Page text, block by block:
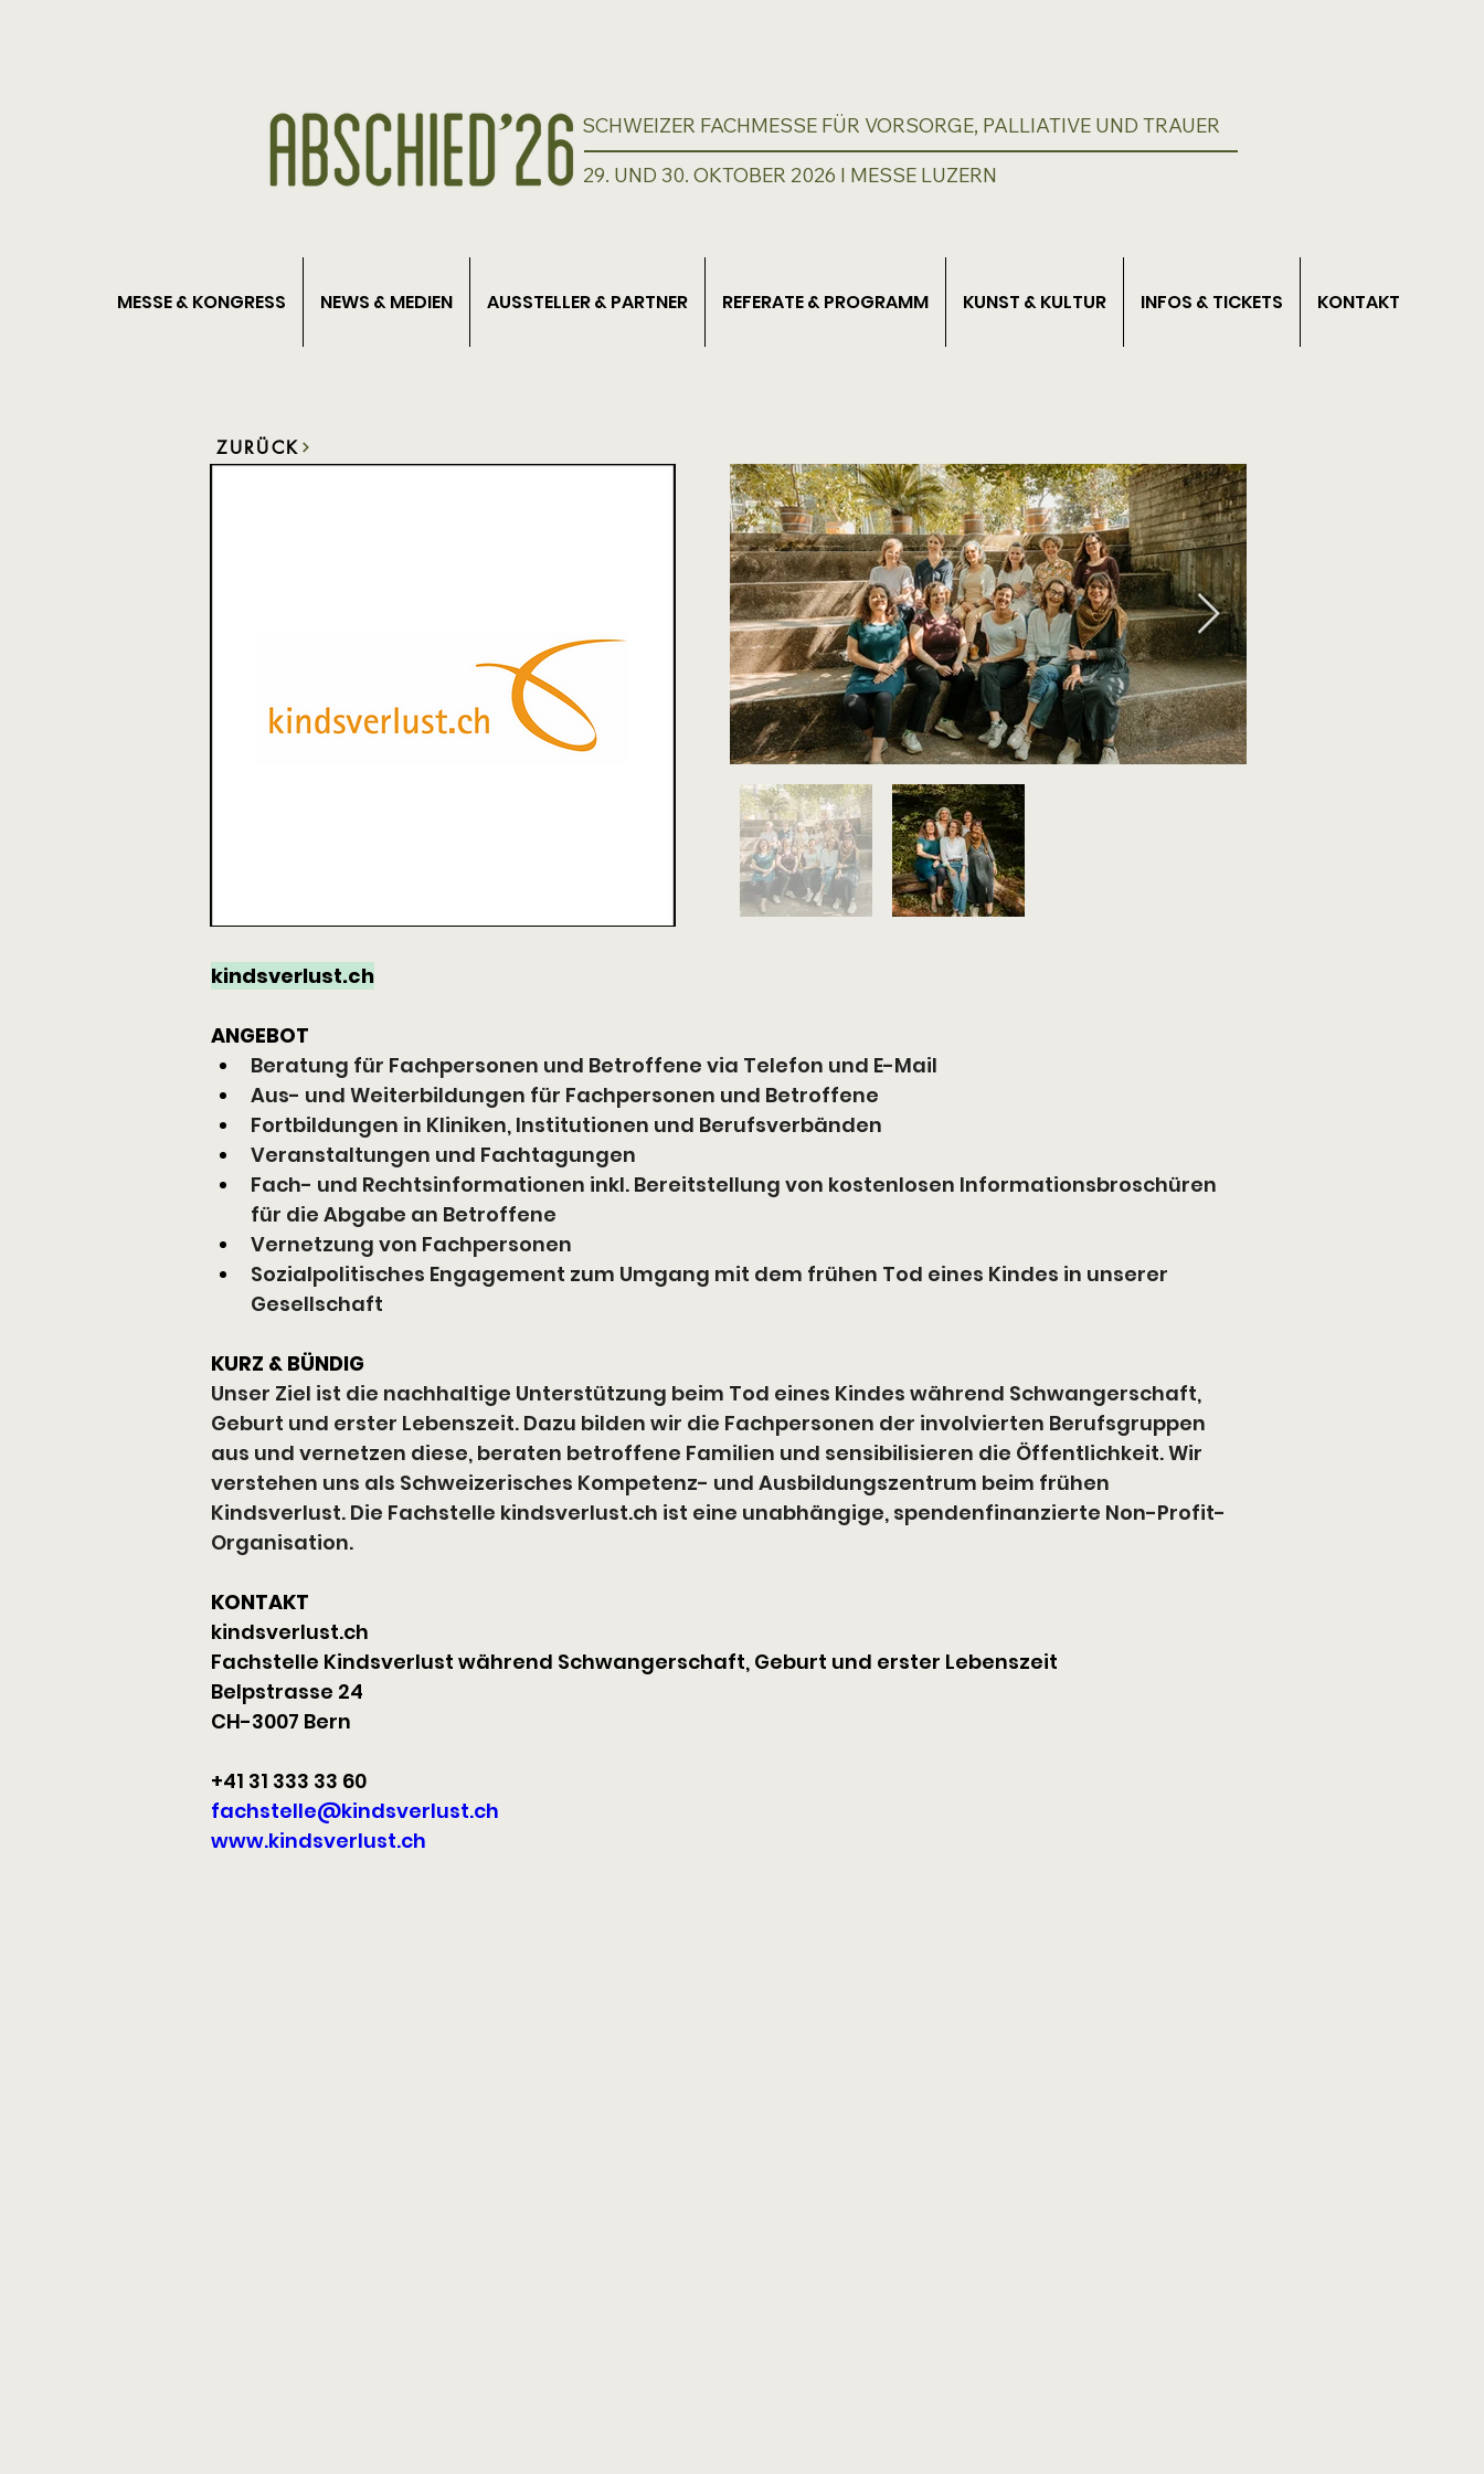
SCHWEIZER FACHMESSE FÜR VORSORGE, PALLIATIVE UND TRAUER
29. UND 30. OKTOBER 2026 I MESSE LUZERN
MESSE & KONGRESS NEWS & MEDIEN AUSSTELLER & PARTNER REFERATE & PROGRAMM KUNST & KULTUR INFOS & TICKETS KONTAKT
ZURÜCK
kindsverlust.ch
ANGEBOT
Beratung für Fachpersonen und Betroffene via Telefon und E-Mail
Aus- und Weiterbildungen für Fachpersonen und Betroffene
Fortbildungen in Kliniken, Institutionen und Berufsverbänden
Veranstaltungen und Fachtagungen
Fach- und Rechtsinformationen inkl. Bereitstellung von kostenlosen Informationsbroschüren
für die Abgabe an Betroffene
Vernetzung von Fachpersonen
Sozialpolitisches Engagement zum Umgang mit dem frühen Tod eines Kindes in unserer
Gesellschaft
KURZ & BÜNDIG
Unser Ziel ist die nachhaltige Unterstützung beim Tod eines Kindes während Schwangerschaft,
Geburt und erster Lebenszeit. Dazu bilden wir die Fachpersonen der involvierten Berufsgruppen
aus und vernetzen diese, beraten betroffene Familien und sensibilisieren die Öffentlichkeit. Wir
verstehen uns als Schweizerisches Kompetenz- und Ausbildungszentrum beim frühen
Kindsverlust. Die Fachstelle kindsverlust.ch ist eine unabhängige, spendenfinanzierte Non-Profit-
Organisation.
KONTAKT
kindsverlust.ch
Fachstelle Kindsverlust während Schwangerschaft, Geburt und erster Lebenszeit
Belpstrasse 24
CH-3007 Bern
+41 31 333 33 60
fachstelle@kindsverlust.ch
www.kindsverlust.ch